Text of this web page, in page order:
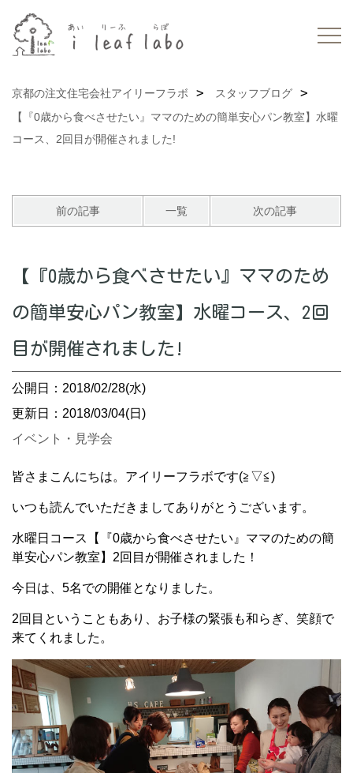
京都の注文住宅会社アイリーフラボ
スタッフブログ
【『0歳から食べさせたい』ママのための簡単安心パン教室】水曜
コース、2回目が開催されました!
前の記事 一覧 次の記事
【『0歳から食べさせたい』ママのため
の簡単安心パン教室】水曜コース、2回
目が開催されました!
公開日：2018/02/28(水)
更新日：2018/03/04(日)
イベント・見学会
皆さまこんにちは。アイリーフラボです(≧▽≦)
いつも読んでいただきましてありがとうございます。
水曜日コース【『0歳から食べさせたい』ママのための簡
単安心パン教室】2回目が開催されました！
今日は、5名での開催となりました。
2回目ということもあり、お子様の緊張も和らぎ、笑顔で
来てくれました。